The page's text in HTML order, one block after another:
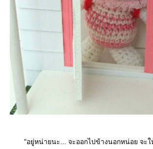
"อยู่หน่ายนะ... จะออกไปข้างนอกหน่อย จะใ